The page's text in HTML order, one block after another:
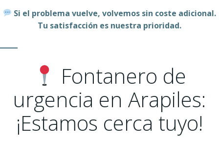
Si el problema vuelve, volvemos sin coste adicional.
Tu satisfacción es nuestra prioridad.
Fontanero de
urgencia en Arapiles:
¡Estamos cerca tuyo!